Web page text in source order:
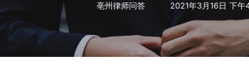
亳州律师问答 2021年3月16日 下午